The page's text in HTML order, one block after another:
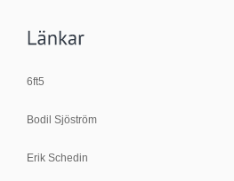
6ft5
Bodil Sjöström
Erik Schedin